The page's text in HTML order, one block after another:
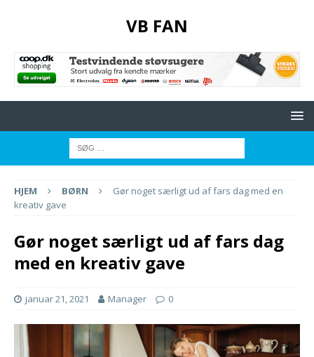
VB FAN
HJEM BØRN
Gør noget særligt ud af fars dag med en
kreativ gave
Gør noget særligt ud af fars dag
med en kreativ gave
januar 21, 2021 Manager 0